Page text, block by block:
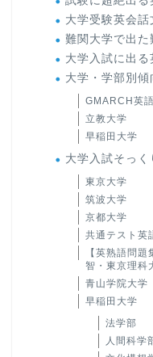
大学受験英会
難関大学で出た
大学入試に出る
大学・学部別傾
GMARCH英
立教大学
早稲田大学
大学入試そっ
東京大学
筑波大学
京都大学
共通テスト英
【英熟語問
智・東京理科
青山学院大学
早稲田大学
法学部
人間科学